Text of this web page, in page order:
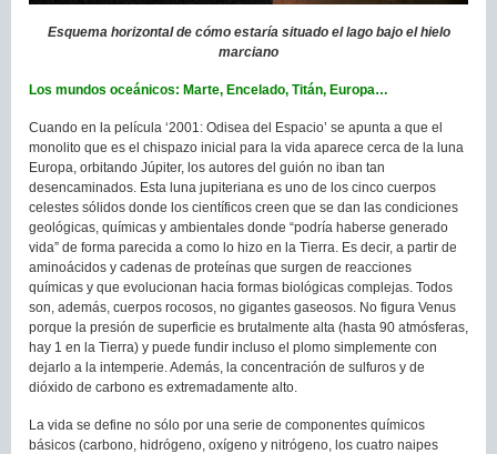
Esquema horizontal de cómo estaría situado el lago bajo el hielo
marciano
Los mundos oceánicos: Marte, Encelado, Titán, Europa…
Cuando en la película ‘2001: Odisea del Espacio’ se apunta a que el
monolito que es el chispazo inicial para la vida aparece cerca de la luna
Europa, orbitando Júpiter, los autores del guión no iban tan
desencaminados. Esta luna jupiteriana es uno de los cinco cuerpos
celestes sólidos donde los científicos creen que se dan las condiciones
geológicas, químicas y ambientales donde “podría haberse generado
vida” de forma parecida a como lo hizo en la Tierra. Es decir, a partir de
aminoácidos y cadenas de proteínas que surgen de reacciones
químicas y que evolucionan hacia formas biológicas complejas. Todos
son, además, cuerpos rocosos, no gigantes gaseosos. No figura Venus
porque la presión de superficie es brutalmente alta (hasta 90 atmósferas,
hay 1 en la Tierra) y puede fundir incluso el plomo simplemente con
dejarlo a la intemperie. Además, la concentración de sulfuros y de
dióxido de carbono es extremadamente alto.
La vida se define no sólo por una serie de componentes químicos
básicos (carbono, hidrógeno, oxígeno y nitrógeno, los cuatro naipes